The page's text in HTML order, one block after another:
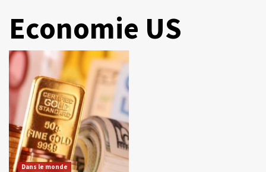
Economie US
Dans le monde